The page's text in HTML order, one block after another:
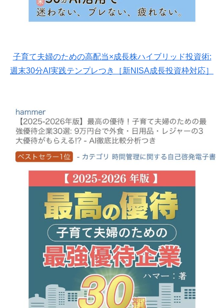
子育て夫婦のための高配当×成長株ハイブリッド投資術:
週末30分AI実践テンプレつき［新NISA成長投資枠対応］